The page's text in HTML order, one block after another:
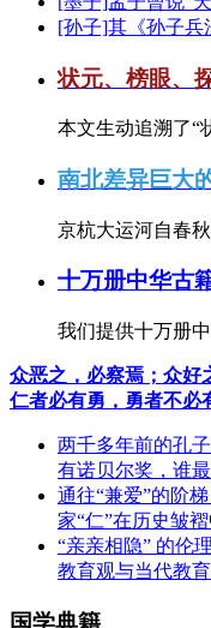
[孙子]其《孙子兵
状元、榜眼、
本文生动追溯了“
南北差异巨大
京杭大运河自春
十万册中华古
我们提供十万册
众恶之，必察焉；众好
仁者必有勇，勇者不必
两千多年前的孔
有诺贝尔奖，谁
通往“兼爱”的阶
家“仁”在历史皱
“亲亲相隐” 的伦
教育观与当代教
国学典籍